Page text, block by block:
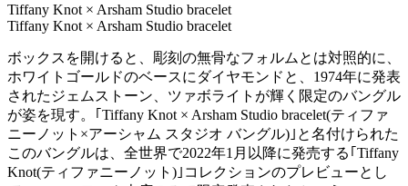
Tiffany Knot × Arsham Studio bracelet
Tiffany Knot × Arsham Studio bracelet
ボックスを開けると、彫刻の無骨なフォルムとは対照的に、
ホワイトゴールドのベースにダイヤモンドと、1974年に発表
されたジェムストーン、ツァボライトが輝く限定のバングル
が姿を現す。｢Tiffany Knot × Arsham Studio bracelet(ティファ
ニーノット×アーシャム スタジオ バングル)｣と名付けられた
このバングルは、全世界で2022年1月以降に発売する｢Tiffany
Knot(ティファニーノット)｣コレクションのプレビューとし